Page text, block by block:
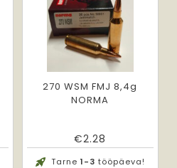
270 WSM FMJ 8,4g
NORMA
€2.28
Tarne 1-3 tööpäeva!